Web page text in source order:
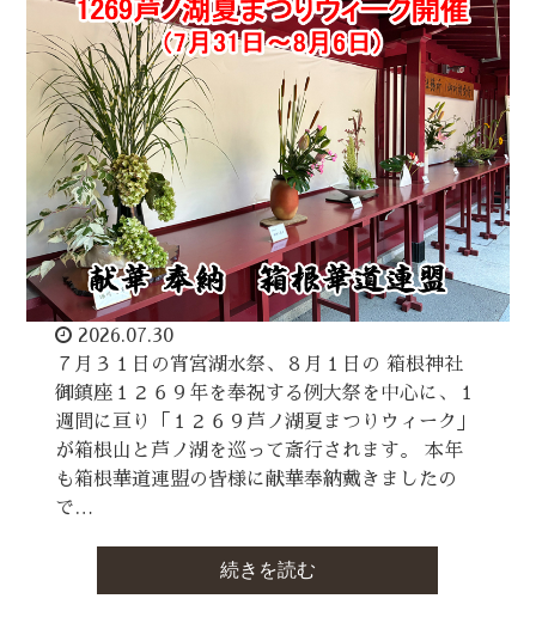
2026.07.30
７月３１日の宵宮湖水祭、８月１日の 箱根神社
御鎮座１２６９年を奉祝する例大祭を中心に、１
週間に亘り「１２６９芦ノ湖夏まつりウィーク」
が箱根山と芦ノ湖を巡って斎行されます。 本年
も箱根華道連盟の皆様に献華奉納戴きましたの
で…
続きを読む